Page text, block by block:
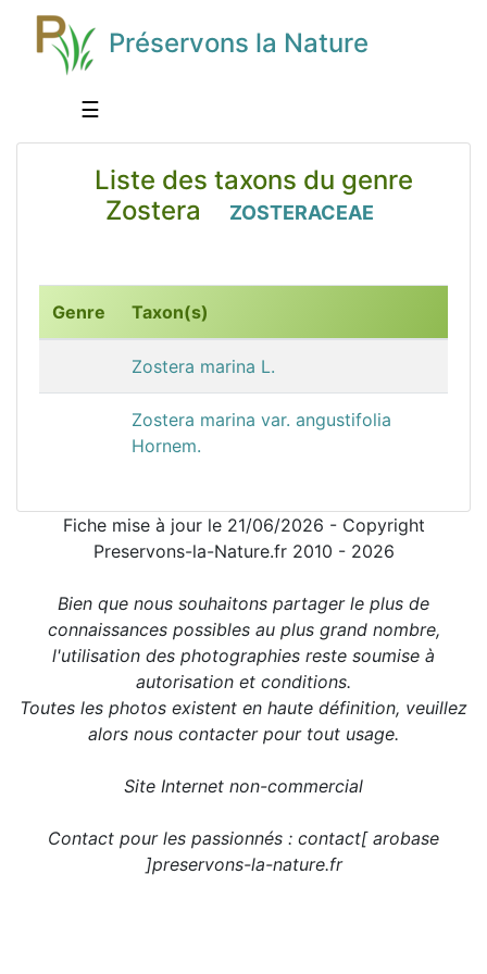
Préservons la Nature
☰
Liste des taxons du genre
Zostera
ZOSTERACEAE
Genre Taxon(s)
Zostera marina L.
Zostera marina var. angustifolia
Hornem.
Fiche mise à jour le 21/06/2026 - Copyright
Preservons-la-Nature.fr 2010 - 2026
Bien que nous souhaitons partager le plus de
connaissances possibles au plus grand nombre,
l'utilisation des photographies reste soumise à
autorisation et conditions.
Toutes les photos existent en haute définition, veuillez
alors nous contacter pour tout usage.
Site Internet non-commercial
Contact pour les passionnés : contact[ arobase
]preservons-la-nature.fr